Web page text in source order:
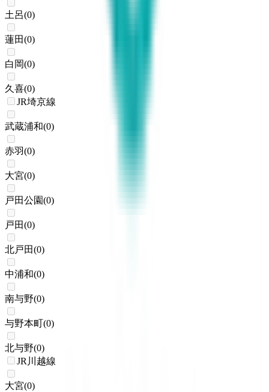
土呂(0)
蓮田(0)
白岡(0)
久喜(0)
JR埼京線
武蔵浦和(0)
赤羽(0)
大宮(0)
戸田公園(0)
戸田(0)
北戸田(0)
中浦和(0)
南与野(0)
与野本町(0)
北与野(0)
JR川越線
大宮(0)